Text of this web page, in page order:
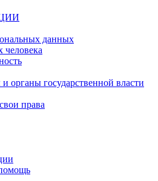
данных
человека
органы государственной власти
права